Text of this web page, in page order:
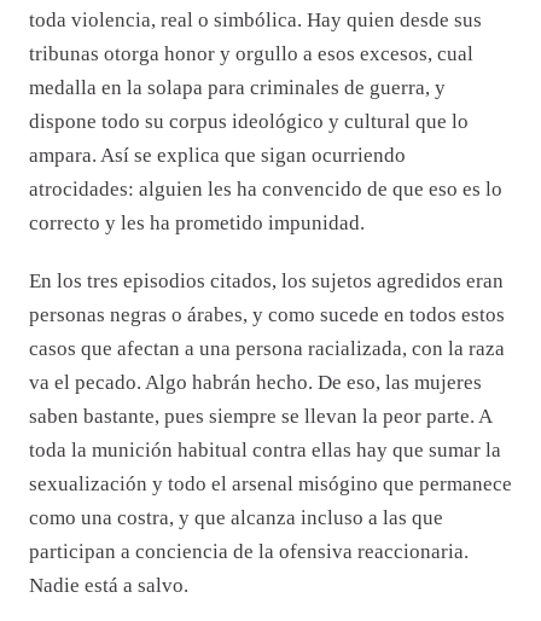
toda violencia, real o simbólica. Hay quien desde sus
tribunas otorga honor y orgullo a esos excesos, cual
medalla en la solapa para criminales de guerra, y
dispone todo su corpus ideológico y cultural que lo
ampara. Así se explica que sigan ocurriendo
atrocidades: alguien les ha convencido de que eso es lo
correcto y les ha prometido impunidad.
En los tres episodios citados, los sujetos agredidos eran
personas negras o árabes, y como sucede en todos estos
casos que afectan a una persona racializada, con la raza
va el pecado. Algo habrán hecho. De eso, las mujeres
saben bastante, pues siempre se llevan la peor parte. A
toda la munición habitual contra ellas hay que sumar la
sexualización y todo el arsenal misógino que permanece
como una costra, y que alcanza incluso a las que
participan a conciencia de la ofensiva reaccionaria.
Nadie está a salvo.